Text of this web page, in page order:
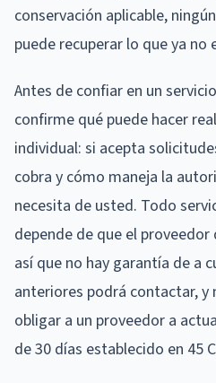
conservación aplicable,
puede recuperar lo que ya no
Antes de confiar en un
confirme qué puede hacer
individual: si acepta
cobra y cómo maneja la
necesita de usted. Todo
depende de que el
así que no hay garantía de a
anteriores podrá contactar, y
obligar a un proveedor a
de 30 días establecido en 45